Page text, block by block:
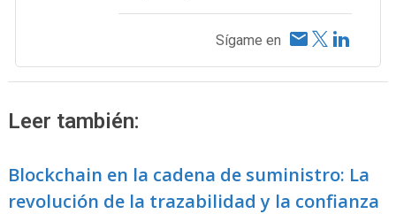
Sígame en
Leer también:
Blockchain en la cadena de suministro: La
revolución de la trazabilidad y la confianza